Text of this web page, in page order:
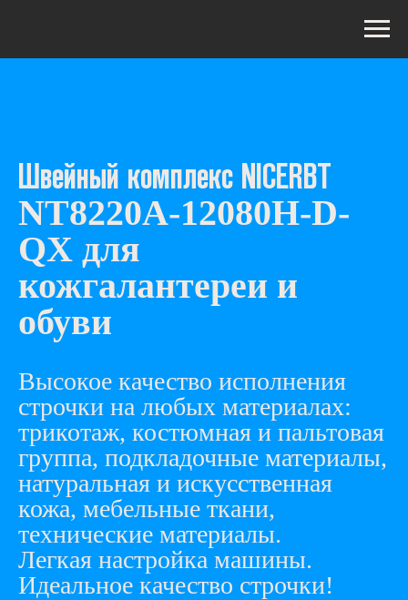
Швейный комплекс NICERBT
NT8220А-12080H-D-
QХ для
кожгалантереи и
обуви
Высокое качество исполнения
строчки на любых материалах:
трикотаж, костюмная и пальтовая
группа, подкладочные материалы,
натуральная и искусственная
кожа, мебельные ткани,
технические материалы.
Легкая настройка машины.
Идеальное качество строчки!